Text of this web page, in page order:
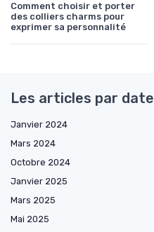
Comment choisir et porter
des colliers charms pour
exprimer sa personnalité
Les articles par date
Janvier 2024
Mars 2024
Octobre 2024
Janvier 2025
Mars 2025
Mai 2025